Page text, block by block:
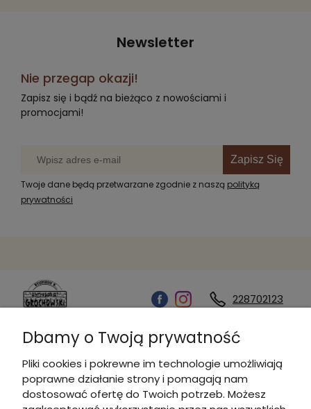
Newsletter
Nie przegap okazji!
Zapisz się i bądź na bieżąco z nowościami i
promocjami!
Zapisz Się
Twoje dane będą przetwarzane zgodnie z naszą polityką
prywatności
228702123
Kontakt
Informacje
Dbamy o Twoją prywatność
Pliki cookies i pokrewne im technologie umożliwiają
poprawne działanie strony i pomagają nam
dostosować ofertę do Twoich potrzeb. Możesz